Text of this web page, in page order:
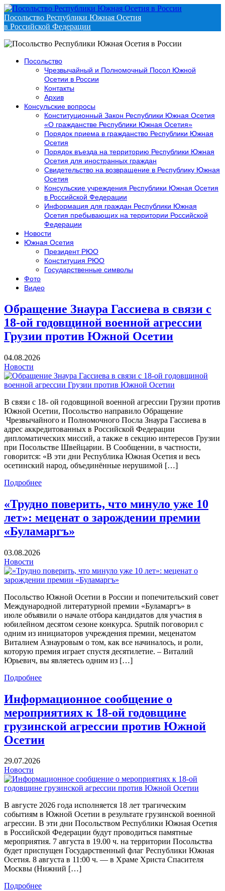
Посольство Республики Южная Осетия
в Российской Федерации
Посольство
Чрезвычайный и Полномочный Посол Южной
Осетии в России
Контакты
Архив
Консульские вопросы
Конституционный Закон Республики Южная Осетия
«О гражданстве Республики Южная Осетия»
Порядок приема в гражданство Республики Южная
Осетия
Порядок въезда на территорию Республики Южная
Осетия для иностранных граждан
Свидетельство на возвращение в Республику Южная
Осетия
Консульские учреждения Республики Южная Осетия
в Российской Федерации
Информация для граждан Республики Южная
Осетия пребывающих на территории Российской
Федерации
Новости
Южная Осетия
Президент РЮО
Конституция РЮО
Государственные символы
Фото
Видео
Обращение Знаура Гассиева в связи с
18-ой годовщиной военной агрессии
Грузии против Южной Осетии
04.08.2026
Новости
В связи с 18- ой годовщиной военной агрессии Грузии против
Южной Осетии, Посольство направило Обращение
Чрезвычайного и Полномочного Посла Знаура Гассиева в
адрес аккредитованных в Российской Федерации
дипломатических миссий, а также в секцию интересов Грузии
при Посольстве Швейцарии. В Сообщении, в частности,
говорится: «В эти дни Республика Южная Осетия и весь
осетинский народ, объединённые нерушимой […]
Подробнее
«Трудно поверить, что минуло уже 10
лет»: меценат о зарождении премии
«Буламаргъ»
03.08.2026
Новости
Посольство Южной Осетии в России и попечительский совет
Международной литературной премии «Буламаргъ» в
июле объявили о начале отбора кандидатов для участия в
юбилейном десятом сезоне конкурса. Sputnik поговорил с
одним из инициаторов учреждения премии, меценатом
Виталием Азнауровым о том, как все начиналось, и роли,
которую премия играет спустя десятилетие. – Виталий
Юрьевич, вы являетесь одним из […]
Подробнее
Информационное сообщение о
мероприятиях к 18-ой годовщине
грузинской агрессии против Южной
Осетии
29.07.2026
Новости
В августе 2026 года исполняется 18 лет трагическим
событиям в Южной Осетии в результате грузинской военной
агрессии. В эти дни Посольством Республики Южная Осетия
в Российской Федерации будут проводиться памятные
мероприятия. 7 августа в 19.00 ч. на территории Посольства
будет приспущен Государственный флаг Республики Южная
Осетия. 8 августа в 11:00 ч. — в Храме Христа Спасителя
Москвы (Нижний […]
Подробнее